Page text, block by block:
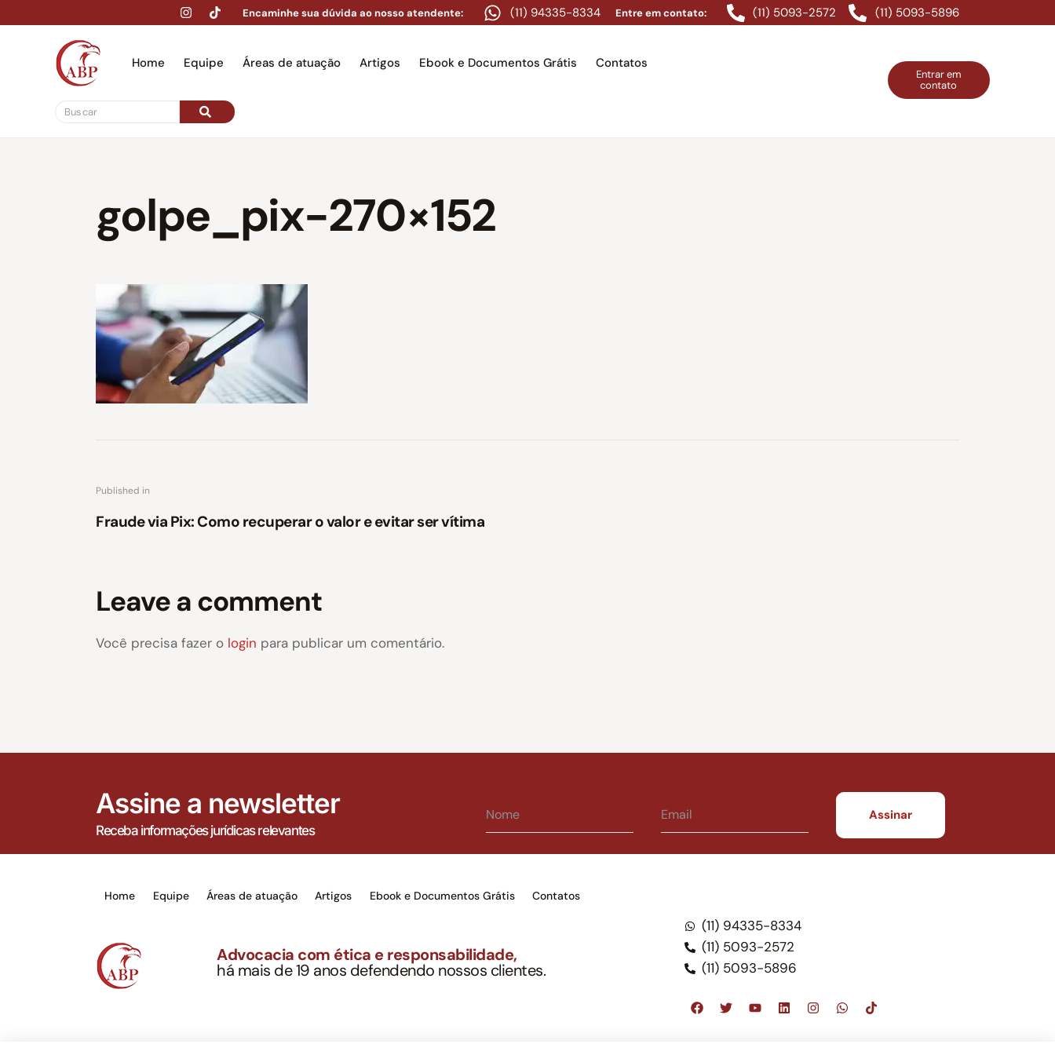
Encaminhe sua dúvida ao nosso atendente: (11) 94335-8334 Entre em contato: (11) 5093-2572 (11) 5093-5896
Home Equipe Áreas de atuação Artigos Ebook e Documentos Grátis Contatos
Entrar em
contato
golpe_pix-270×152
Published in
Fraude via Pix: Como recuperar o valor e evitar ser vítima
Leave a comment
Você precisa fazer o login para publicar um comentário.
Assine a newsletter
Receba informações jurídicas relevantes
Home Equipe Áreas de atuação Artigos Ebook e Documentos Grátis Contatos
Advocacia com ética e responsabilidade,
há mais de 19 anos defendendo nossos clientes.
(11) 94335-8334
(11) 5093-2572
(11) 5093-5896